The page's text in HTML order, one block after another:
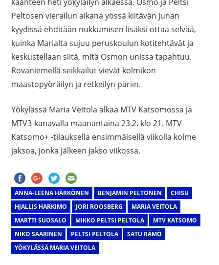
Peltosen vierailun aikana yössä kiitävän junan
kyydissä ehditään nukkumisen lisäksi ottaa selvää,
kuinka Marialta sujuu peruskoulun kotitehtävät ja
keskustellaan siitä, mitä Osmon unissa tapahtuu.
Rovaniemellä seikkailut vievät kolmikon
maastopyöräilyn ja retkeilyn pariin.
Yökylässä Maria Veitola alkaa MTV Katsomossa ja
MTV3-kanavalla maanantaina 23.2. klo 21. MTV
Katsomo+ -tilauksella ensimmäisellä viikolla kolme
jaksoa, jonka jälkeen jakso viikossa.
ANNA-LEENA HÄRKÖNEN BENJAMIN PELTONEN
CHISU
HJALLIS HARKIMO
JORI ROOSBERG
MARIA VEITOLA
MARTTI SUOSALO
MIKKO PELTSI PELTOLA
MTV KATSOMO
NIKO SAARINEN
PELTSI PELTOLA
SATU RÄMÖ
YÖKYLÄSSÄ MARIA VEITOLA